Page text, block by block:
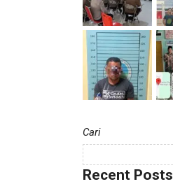
Cari
Recent Posts